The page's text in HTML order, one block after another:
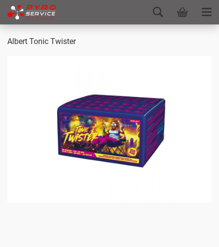
Albert Tonic Twister